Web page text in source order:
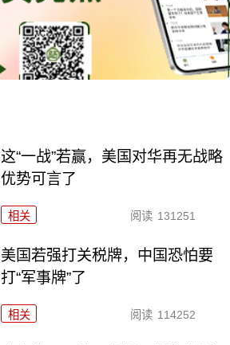
这“一战”若赢，美国对华再无战略
优势可言了
相关 阅读 131251
美国若强打关税牌，中国恐怕要
打“军事牌”了
相关 阅读 114252